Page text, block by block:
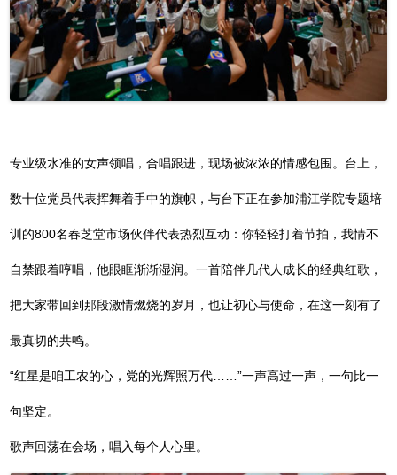
专业级水准的女声领唱，合唱跟进，现场被浓浓的情感包围。台上，
数十位党员代表挥舞着手中的旗帜，与台下正在参加浦江学院专题培
训的800名春芝堂市场伙伴代表热烈互动：你轻轻打着节拍，我情不
自禁跟着哼唱，他眼眶渐渐湿润。一首陪伴几代人成长的经典红歌，
把大家带回到那段激情燃烧的岁月，也让初心与使命，在这一刻有了
最真切的共鸣。
“红星是咱工农的心，党的光辉照万代……”一声高过一声，一句比一
句坚定。
歌声回荡在会场，唱入每个人心里。